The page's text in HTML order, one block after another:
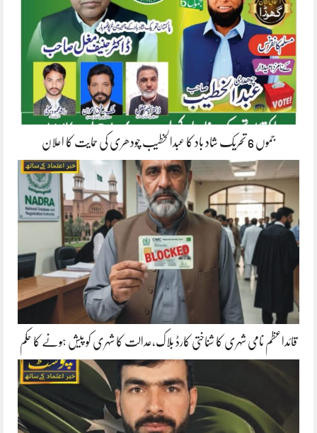
جموں 6 تحریک شاد باد کا عبدالخطیب چودھری کی حمایت کا اعلان
قائداعظم نامی شہری کا شناختی کارڈ بلاک،عدالت کا شہری کو پیش ہونے کا حکم